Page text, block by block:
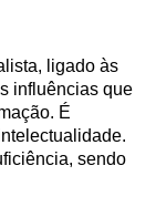
ligado às
influências que
É
sendo